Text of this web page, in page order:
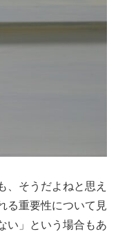
、そうだよねと思え
る重要性について見
い」という場合もあ